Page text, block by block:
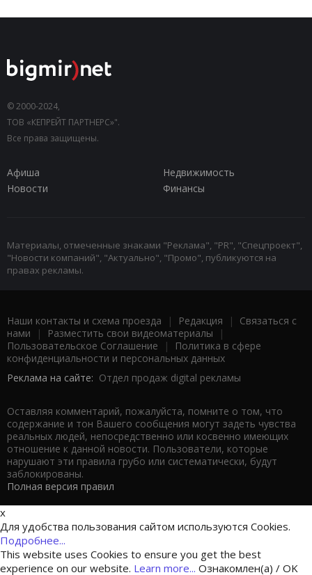
© 2000-2024,
ТОВ «КЕПРЕЙТ ПАРТНЕРС»".
Все права защищены.
Афиша
Недвижимость
Новости
Финансы
Материалы, отмеченные знаками "Реклама", "PR", "Спецпроект",
"Новости компаний", "Актуально", "Промо", публикуются на
правах рекламы.
Наши контакты и схема проезда | Редакция | Связаться с
нами | Разместить свои видеоматериалы |
Пользовательское Соглашение |
Политика в сфере
конфиденциальности и персональных данных
Реклама на сайте: Отдел продаж digital рекламы
Оставляя комментарий, пожалуйста, помните о том, что
содержание и тон Вашего сообщения могут задеть чувства
реальных людей, непосредственно или косвенно имеющих
отношение к данной новости. Пользователи, которые
нарушают эти правила грубо или систематически, будут
заблокированы.
Полная версия правил
x
Для удобства пользования сайтом используются Cookies.
Подробнее...
This website uses Cookies to ensure you get the best
experience on our website. Learn more... Ознакомлен(а) / OK